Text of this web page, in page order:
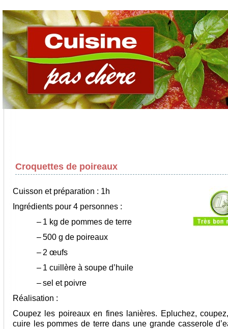
Croquettes de poireaux
Cuisson et préparation : 1h
Ingrédients pour 4 personnes :
– 1 kg de pommes de terre
–500 g de poireaux
– 2 œufs
– 1 cuillère à soupe d’huile
–sel et poivre
Réalisation :
Coupez les poireaux en fines lanières. Epluchez,
cuire les pommes de terre dans une grande casserole